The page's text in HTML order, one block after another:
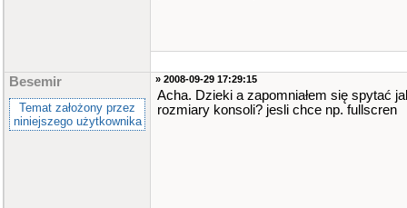
Besemir
Temat założony przez
niniejszego użytkownika
» 2008-09-29 17:29:15
Acha. Dzieki a zapomniałem się spytać
rozmiary konsoli? jesli chce np. fullscren